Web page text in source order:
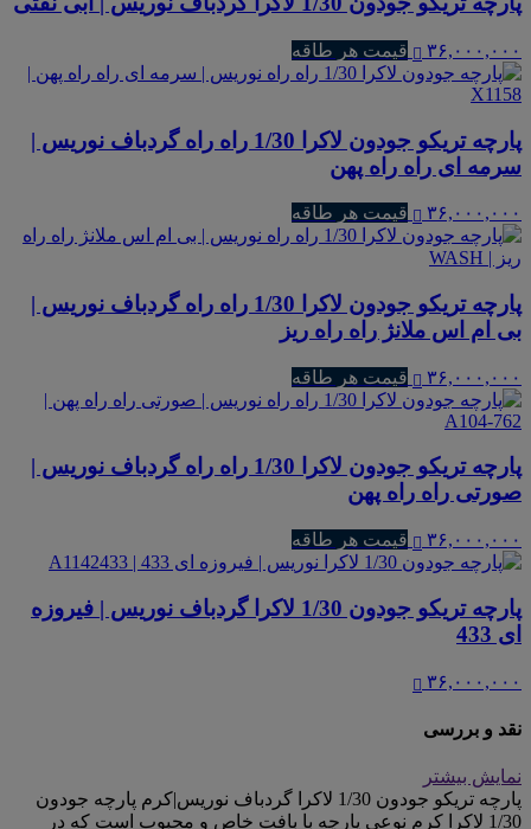
۳۶,۰۰۰,۰۰۰ قیمت هر طاقه
پارچه تریکو جودون لاکرا 1/30 راه راه گردباف نوریس |
سرمه ای راه راه پهن
۳۶,۰۰۰,۰۰۰ قیمت هر طاقه
پارچه تریکو جودون لاکرا 1/30 راه راه گردباف نوریس |
بی ام اس ملانژ راه راه ریز
۳۶,۰۰۰,۰۰۰ قیمت هر طاقه
پارچه تریکو جودون لاکرا 1/30 راه راه گردباف نوریس |
صورتی راه راه پهن
۳۶,۰۰۰,۰۰۰ قیمت هر طاقه
پارچه تریکو جودون 1/30 لاکرا گردباف نوریس | فیروزه
ای 433
۳۶,۰۰۰,۰۰۰
نقد و بررسی
نمایش بیشتر
پارچه تریکو جودون 1/30 لاکرا گردباف نوریس|کرم پارچه جودون
1/30 لاکرا کرم نوعی پارچه با بافت خاص و محبوب است که در